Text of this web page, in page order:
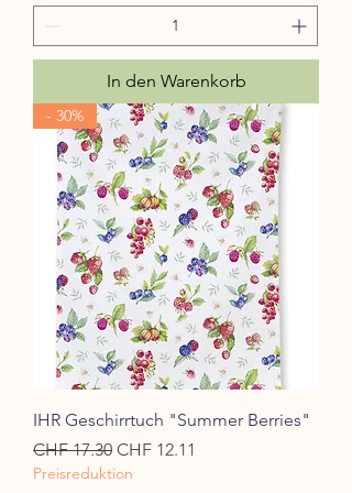
In den Warenkorb
- 30%
IHR Geschirrtuch "Summer Berries"
Standardpreis
CHF 17.30 Sale-Preis
CHF 12.11
Preisreduktion